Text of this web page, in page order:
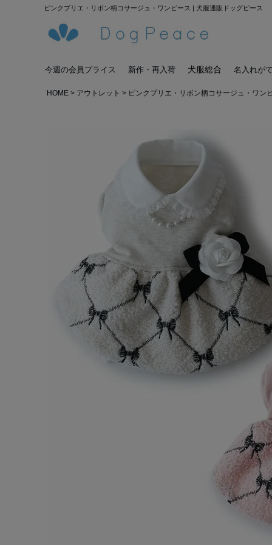
ピンクプリエ・リボン柄コサージュ・ワンピース | 犬服通販ドッグピース
今週の会員プライス 新作・再入荷 犬服総合 名入れが
HOME アウトレット ピンクプリエ・リボン柄コサージュ・ワン